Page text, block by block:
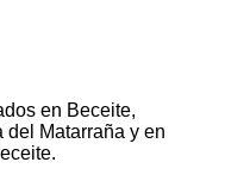
en Beceite,
del Matarraña y en